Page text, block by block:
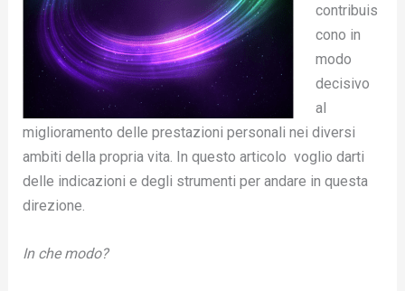
contribuis
cono in
modo
decisivo
al
miglioramento delle prestazioni personali nei diversi
ambiti della propria vita. In questo articolo voglio darti
delle indicazioni e degli strumenti per andare in questa
direzione.
In che modo?